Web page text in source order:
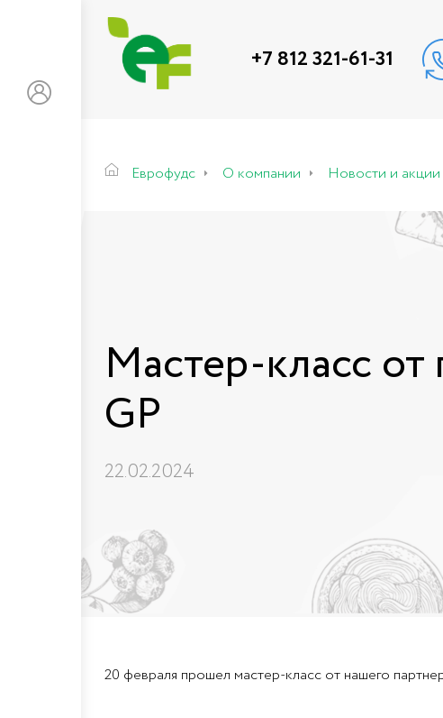
+7 812 321-61-31
Еврофудс О компании Новости и акции
Мастер-класс от
GP
22.02.2024
20 февраля прошел мастер-класс от нашего